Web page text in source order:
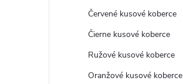
Červené kusové koberce
Čierne kusové koberce
Ružové kusové koberce
Oranžové kusové koberce